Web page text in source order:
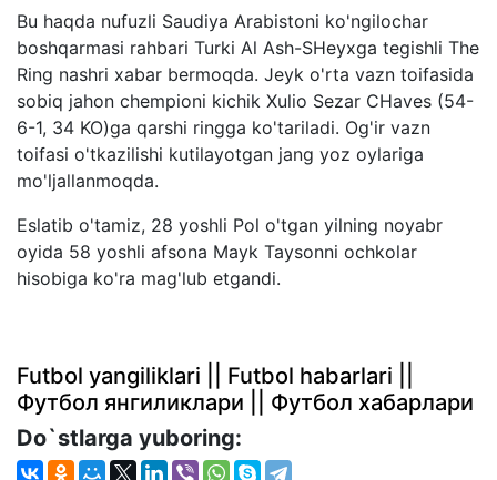
Bu haqda nufuzli Saudiya Arabistoni ko'ngilochar
boshqarmasi rahbari Turki Al Ash-SHeyxga tegishli The
Ring nashri xabar bermoqda. Jeyk o'rta vazn toifasida
sobiq jahon chempioni kichik Xulio Sezar CHaves (54-
6-1, 34 KO)ga qarshi ringga ko'tariladi. Og'ir vazn
toifasi o'tkazilishi kutilayotgan jang yoz oylariga
mo'ljallanmoqda.
Eslatib o'tamiz, 28 yoshli Pol o'tgan yilning noyabr
oyida 58 yoshli afsona Mayk Taysonni ochkolar
hisobiga ko'ra mag'lub etgandi.
Futbol yangiliklari || Futbol habarlari ||
Футбол янгиликлари || Футбол хабарлари
Do`stlarga yuboring: